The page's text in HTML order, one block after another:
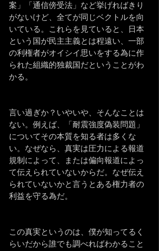
案」「通信傍受法」など挙げればきり
がないけど、全てが同じベクトルを向
いている。これらを見ていると、日本
という国が民主主義とは程遠い、一部
の利権者がオイシイ思いをする為に作
られた組織的独裁国だということがわ
かる。
言い過ぎか？いやいや、そんなことは
ない。例えば、「耐震強度偽装問題」
についてその本質を知る者は多くな
い。なぜなら、真実は圧力による報道
規制によって、または偏向報道によっ
て伝えられていないからだ。なぜ伝え
られていないかと言うとある権力者の
利益を守る為だ。
この真実というのは、僕が知ってるく
らいだから誰でも調べればわかること